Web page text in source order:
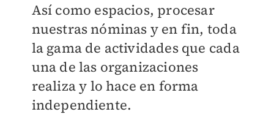
Así como espacios, procesar
nuestras nóminas y en fin, toda
la gama de actividades que cada
una de las organizaciones
realiza y lo hace en forma
independiente.